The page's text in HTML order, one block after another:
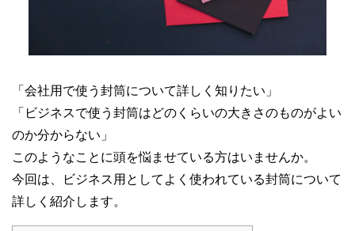
「会社用で使う封筒について詳しく知りたい」
「ビジネスで使う封筒はどのくらいの大きさのものがよい
のか分からない」
このようなことに頭を悩ませている方はいませんか。
今回は、ビジネス用としてよく使われている封筒について
詳しく紹介します。